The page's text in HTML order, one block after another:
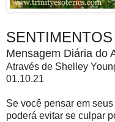
SENTIMENTOS
Mensagem Diária do
Através de Shelley
01.10.21
Se você pensar em
poderá evitar se culpar